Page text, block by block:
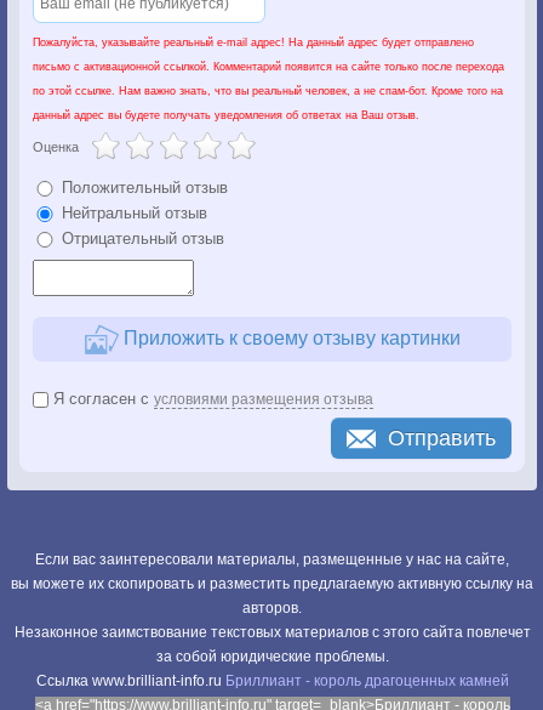
Пожалуйста, указывайте реальный e-mail адрес! На данный адрес будет отправлено
письмо с активационной ссылкой. Комментарий появится на сайте только после перехода
по этой ссылке. Нам важно знать, что вы реальный человек, а не спам-бот. Кроме того на
данный адрес вы будете получать уведомления об ответах на Ваш отзыв.
Оценка
Положительный отзыв
Нейтральный отзыв
Отрицательный отзыв
Приложить к своему отзыву картинки
Я согласен с условиями размещения отзыва
Отправить
Если вас заинтересовали материалы, размещенные у нас на сайте,
вы можете их скопировать и разместить предлагаемую активную ссылку на
авторов.
Незаконное заимствование текстовых материалов с этого сайта повлечет
за собой юридические проблемы.
Cсылка www.brilliant-info.ru Бриллиант - король драгоценных камней
<a href="https://www.brilliant-info.ru" target=_blank>Бриллиант - король